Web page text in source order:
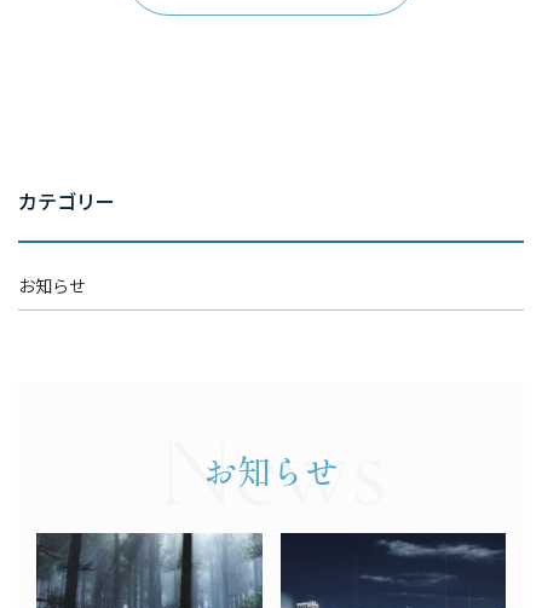
– WEBデータ分析
– WEB広告
– 経営戦略
資料請求
カテゴリー
お知らせ
News
お知らせ